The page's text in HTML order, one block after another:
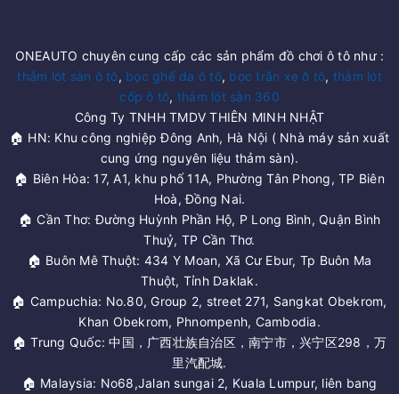
ONEAUTO chuyên cung cấp các sản phẩm đồ chơi ô tô như :
thảm lót sàn ô tô, bọc ghế da ô tô, bọc trần xe ô tô, thảm lót
cốp ô tô, thảm lót sàn 360
Công Ty TNHH TMDV THIÊN MINH NHẬT
🏠 HN: Khu công nghiệp Đông Anh, Hà Nội ( Nhà máy sản xuất
cung ứng nguyên liệu thảm sàn).
🏠 Biên Hòa: 17, A1, khu phố 11A, Phường Tân Phong, TP Biên
Hoà, Đồng Nai.
🏠 Cần Thơ: Đường Huỳnh Phần Hộ, P Long Bình, Quận Bình
Thuỷ, TP Cần Thơ.
🏠 Buôn Mê Thuột: 434 Y Moan, Xã Cư Ebur, Tp Buôn Ma
Thuột, Tỉnh Daklak.
🏠 Campuchia: No.80, Group 2, street 271, Sangkat Obekrom,
Khan Obekrom, Phnompenh, Cambodia.
🏠 Trung Quốc: 中国，广西壮族自治区，南宁市，兴宁区298，万
里汽配城.
🏠 Malaysia: No68,Jalan sungai 2, Kuala Lumpur, liên bang